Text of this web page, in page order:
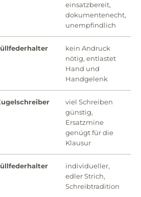
einsatzbereit,
dokumentenecht,
unempfindlich
kein Andruck
nötig, entlastet
Hand und
Handgelenk
viel Schreiben
günstig,
Ersatzmine
genügt für die
Klausur
individueller,
edler Strich,
Schreibtradition